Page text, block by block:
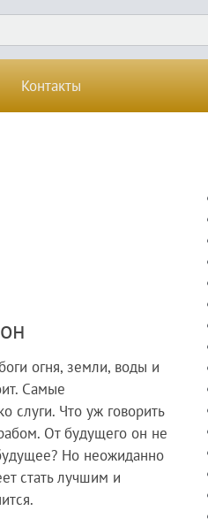
Контакты
огня, земли, воды и
Самые
слуги. Что уж говорить
От будущего он не
Но неожиданно
стать лучшим и